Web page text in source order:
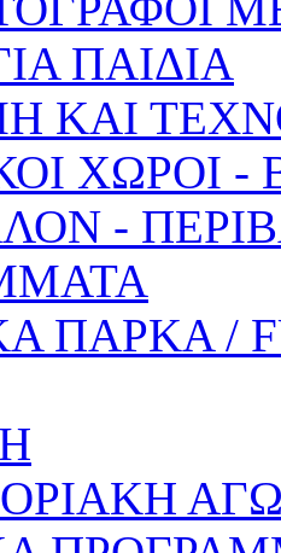
ΠΑΙΔΙΑ
ΚΑΙ
ΧΩΡΟΙ
-
ΠΑΡΚΑ /